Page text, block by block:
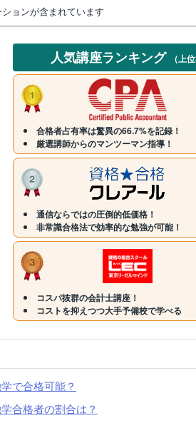
ョンが含まれています
人気講座ランキング （上
合格者占有率は驚異の66.7%を記録！
厳選講師からのマンツーマン指導！
通信ならではの圧倒的低価格！
非常識合格法で効率的な勉強が可能！
コスパ抜群の会計士講座！
コストを抑えつつ大手予備校で学べる
で合格可能？
合格者の割合は？